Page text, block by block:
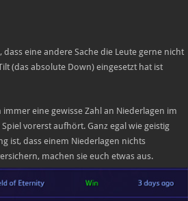
eine andere Sache die Leute gerne nicht
(das absolute Down) eingesetzt hat ist
eine gewisse Zahl an Niederlagen im
vorerst aufhört. Ganz egal wie geistig
ist, dass einem Niederlagen nichts
machen sie euch etwas aus.